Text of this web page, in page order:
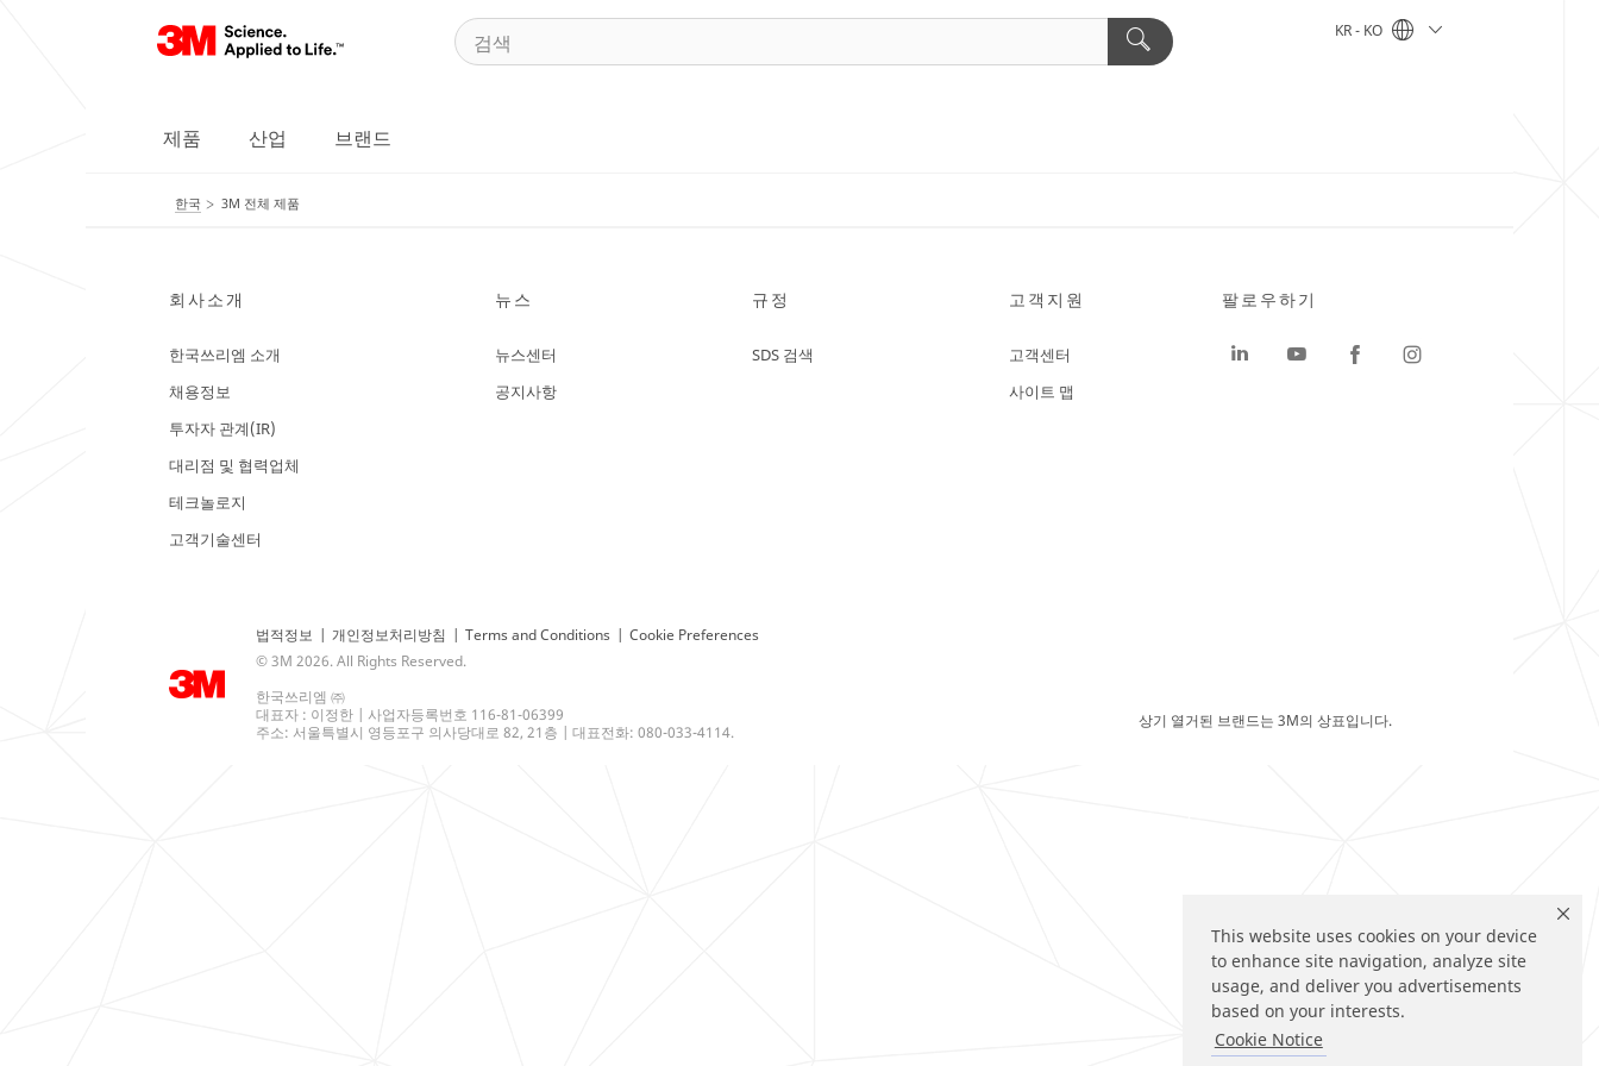
This website uses cookies on your device
to enhance site navigation, analyze site
usage, and deliver you advertisements
based on your interests.
Cookie Notice
KR - KO
제품 산업 브랜드
한국 3M 전체 제품
회사소개
한국쓰리엠 소개
채용정보
투자자 관계(IR)
대리점 및 협력업체
테크놀로지
고객기술센터
뉴스
뉴스센터
공지사항
규정
SDS 검색
고객지원
고객센터
사이트 맵
법적정보 | 개인정보처리방침 | Terms and Conditions | Cookie Preferences
© 3M 2026. All Rights Reserved.
한국쓰리엠 ㈜
대표자 : 이정한 | 사업자등록번호 116-81-06399
주소: 서울특별시 영등포구 의사당대로 82, 21층 | 대표전화: 080-033-4114.
팔로우하기
상기 열거된 브랜드는 3M의 상표입니다.